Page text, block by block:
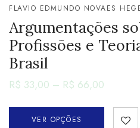
FLAVIO EDMUNDO NOVAES
Argumentações
Profissões e
Brasil
R$ 33,00 – R$ 66,00
VER OPÇÕES